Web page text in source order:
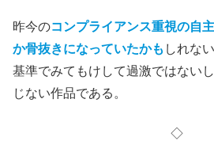
昨今のコンプライアンス重視の自
か骨抜きになっていたかも しれな
基準でみてもけして過激ではない
じない作品である。
◇